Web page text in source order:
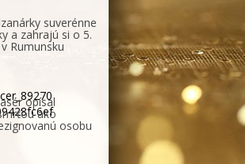
suverénne
a zahrajú si o 5.
Rumunsku
opísal
ako
osobu